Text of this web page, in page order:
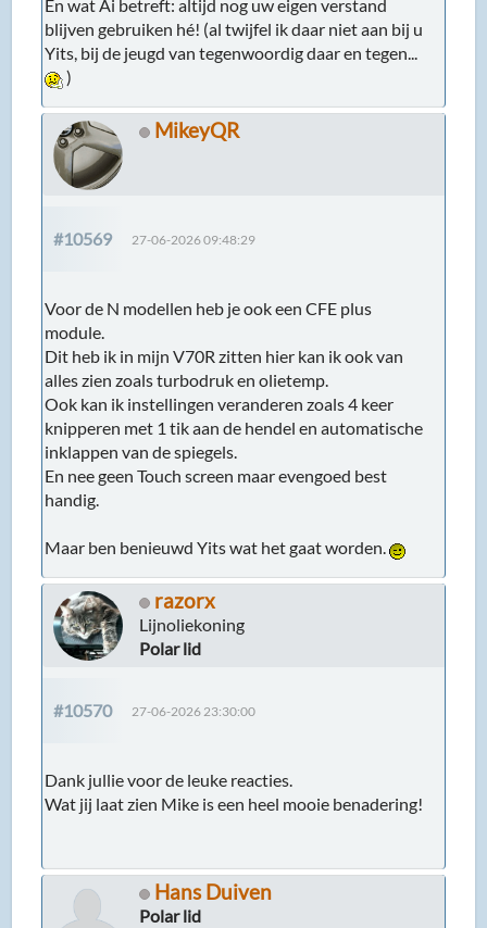
En wat Ai betreft: altijd nog uw eigen verstand
blijven gebruiken hé! (al twijfel ik daar niet aan bij u
Yits, bij de jeugd van tegenwoordig daar en tegen...
)
MikeyQR
#10569 27-06-2026 09:48:29
Voor de N modellen heb je ook een CFE plus
module.
Dit heb ik in mijn V70R zitten hier kan ik ook van
alles zien zoals turbodruk en olietemp.
Ook kan ik instellingen veranderen zoals 4 keer
knipperen met 1 tik aan de hendel en automatische
inklappen van de spiegels.
En nee geen Touch screen maar evengoed best
handig.
Maar ben benieuwd Yits wat het gaat worden.
razorx
Lijnoliekoning
Polar lid
#10570 27-06-2026 23:30:00
Dank jullie voor de leuke reacties.
Wat jij laat zien Mike is een heel mooie benadering!
Hans Duiven
Polar lid